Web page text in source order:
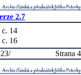
2.7
Strana 4